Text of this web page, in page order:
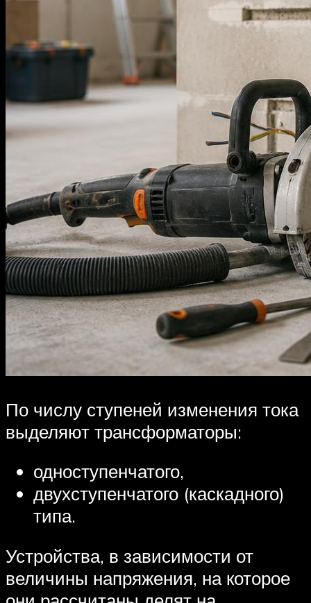
По числу ступеней изменения тока
выделяют трансформаторы:
одноступенчатого,
двухступенчатого (каскадного)
типа.
Устройства, в зависимости от
величины напряжения, на которое